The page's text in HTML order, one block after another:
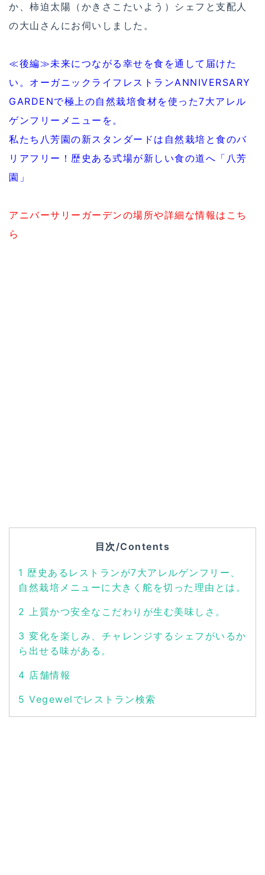
か、柿迫太陽（かきさこたいよう）シェフと支配人
の大山さんにお伺いしました。
≪後編≫未来につながる幸せを食を通して届けた
い。オーガニックライフレストランANNIVERSARY
GARDENで極上の自然栽培食材を使った7大アレル
ゲンフリーメニューを。
私たち八芳園の新スタンダードは自然栽培と食のバ
リアフリー！歴史ある式場が新しい食の道へ「八芳
園」
アニバーサリーガーデンの場所や詳細な情報はこち
ら
目次/Contents
1 歴史あるレストランが7大アレルゲンフリー、
自然栽培メニューに大きく舵を切った理由とは。
2 上質かつ安全なこだわりが生む美味しさ。
3 変化を楽しみ、チャレンジするシェフがいるか
ら出せる味がある。
4 店舗情報
5 Vegewelでレストラン検索